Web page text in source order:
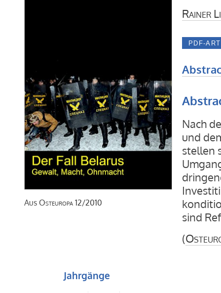
Aus Osteuropa 12/2010
Rainer
Nach
und
stellen
sind
(
Jahrgänge